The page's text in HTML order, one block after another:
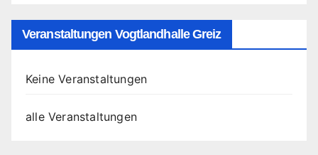
Veranstaltungen Vogtlandhalle Greiz
Keine Veranstaltungen
alle Veranstaltungen